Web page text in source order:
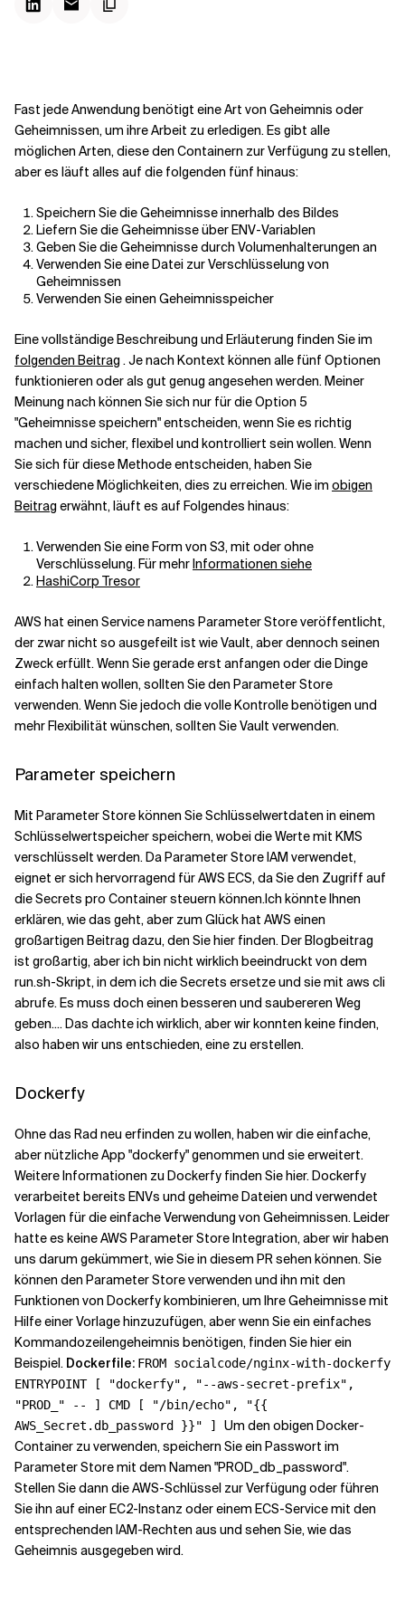
Verwandte Themen
Fast jede Anwendung benötigt eine Art von Geheimnis oder
Geheimnissen, um ihre Arbeit zu erledigen. Es gibt alle
möglichen Arten, diese den Containern zur Verfügung zu stellen,
aber es läuft alles auf die folgenden fünf hinaus:
Speichern Sie die Geheimnisse innerhalb des Bildes
Liefern Sie die Geheimnisse über ENV-Variablen
Geben Sie die Geheimnisse durch Volumenhalterungen an
Verwenden Sie eine Datei zur Verschlüsselung von
Geheimnissen
Verwenden Sie einen Geheimnisspeicher
Eine vollständige Beschreibung und Erläuterung finden Sie im
folgenden Beitrag . Je nach Kontext können alle fünf Optionen
funktionieren oder als gut genug angesehen werden. Meiner
Meinung nach können Sie sich nur für die Option 5
"Geheimnisse speichern" entscheiden, wenn Sie es richtig
machen und sicher, flexibel und kontrolliert sein wollen. Wenn
Sie sich für diese Methode entscheiden, haben Sie
verschiedene Möglichkeiten, dies zu erreichen. Wie im obigen
Beitrag erwähnt, läuft es auf Folgendes hinaus:
Verwenden Sie eine Form von S3, mit oder ohne
Verschlüsselung. Für mehrInformationen siehe
HashiCorp Tresor
AWS hat einen Service namens Parameter Store veröffentlicht,
der zwar nicht so ausgefeilt ist wie Vault, aber dennoch seinen
Zweck erfüllt. Wenn Sie gerade erst anfangen oder die Dinge
einfach halten wollen, sollten Sie den Parameter Store
verwenden. Wenn Sie jedoch die volle Kontrolle benötigen und
mehr Flexibilität wünschen, sollten Sie Vault verwenden.
Parameter speichern
Mit Parameter Store können Sie Schlüsselwertdaten in einem
Schlüsselwertspeicher speichern, wobei die Werte mit KMS
verschlüsselt werden. Da Parameter Store IAM verwendet,
eignet er sich hervorragend für AWS ECS, da Sie den Zugriff auf
die Secrets pro Container steuern können.Ich könnte Ihnen
erklären, wie das geht, aber zum Glück hat AWS einen
großartigen Beitrag dazu, den Sie hier finden. Der Blogbeitrag
ist großartig, aber ich bin nicht wirklich beeindruckt von dem
run.sh-Skript, in dem ich die Secrets ersetze und sie mit aws cli
abrufe. Es muss doch einen besseren und saubereren Weg
geben.... Das dachte ich wirklich, aber wir konnten keine finden,
also haben wir uns entschieden, eine zu erstellen.
Dockerfy
Ohne das Rad neu erfinden zu wollen, haben wir die einfache,
aber nützliche App "dockerfy" genommen und sie erweitert.
Weitere Informationen zu Dockerfy finden Sie hier. Dockerfy
verarbeitet bereits ENVs und geheime Dateien und verwendet
Vorlagen für die einfache Verwendung von Geheimnissen. Leider
hatte es keine AWS Parameter Store Integration, aber wir haben
uns darum gekümmert, wie Sie in diesem PR sehen können. Sie
können den Parameter Store verwenden und ihn mit den
Funktionen von Dockerfy kombinieren, um Ihre Geheimnisse mit
Hilfe einer Vorlage hinzuzufügen, aber wenn Sie ein einfaches
Kommandozeilengeheimnis benötigen, finden Sie hier ein
Beispiel. Dockerfile: FROM socialcode/nginx-with-dockerfy
ENTRYPOINT [ "dockerfy", "--aws-secret-prefix",
"PROD_" -- ] CMD [ "/bin/echo", "{{
AWS_Secret.db_password }}" ] Um den obigen Docker-
Container zu verwenden, speichern Sie ein Passwort im
Parameter Store mit dem Namen "PROD_db_password".
Stellen Sie dann die AWS-Schlüssel zur Verfügung oder führen
Sie ihn auf einer EC2-Instanz oder einem ECS-Service mit den
entsprechenden IAM-Rechten aus und sehen Sie, wie das
Geheimnis ausgegeben wird.